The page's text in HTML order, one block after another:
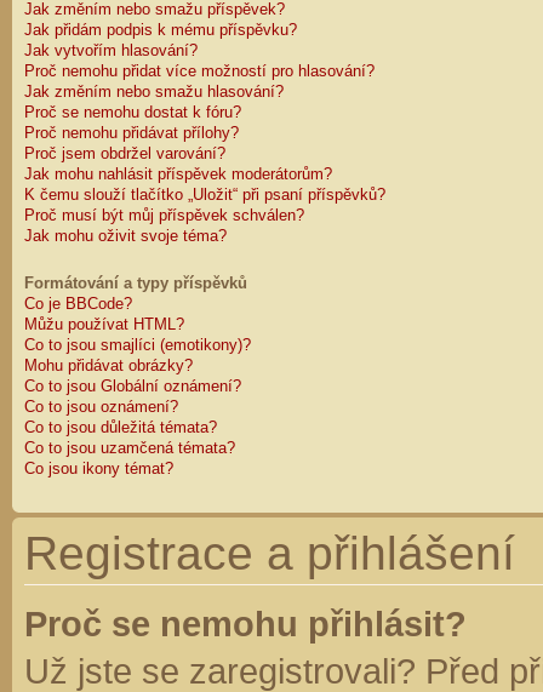
Jak změním nebo smažu příspěvek?
Jak přidám podpis k mému příspěvku?
Jak vytvořím hlasování?
Proč nemohu přidat více možností pro hlasování?
Jak změním nebo smažu hlasování?
Proč se nemohu dostat k fóru?
Proč nemohu přidávat přílohy?
Proč jsem obdržel varování?
Jak mohu nahlásit příspěvek moderátorům?
K čemu slouží tlačítko „Uložit“ při psaní příspěvků?
Proč musí být můj příspěvek schválen?
Jak mohu oživit svoje téma?
Formátování a typy příspěvků
Co je BBCode?
Můžu používat HTML?
Co to jsou smajlíci (emotikony)?
Mohu přidávat obrázky?
Co to jsou Globální oznámení?
Co to jsou oznámení?
Co to jsou důležitá témata?
Co to jsou uzamčená témata?
Co jsou ikony témat?
Registrace a přihlášení
Proč se nemohu přihlásit?
Už jste se zaregistrovali? Před